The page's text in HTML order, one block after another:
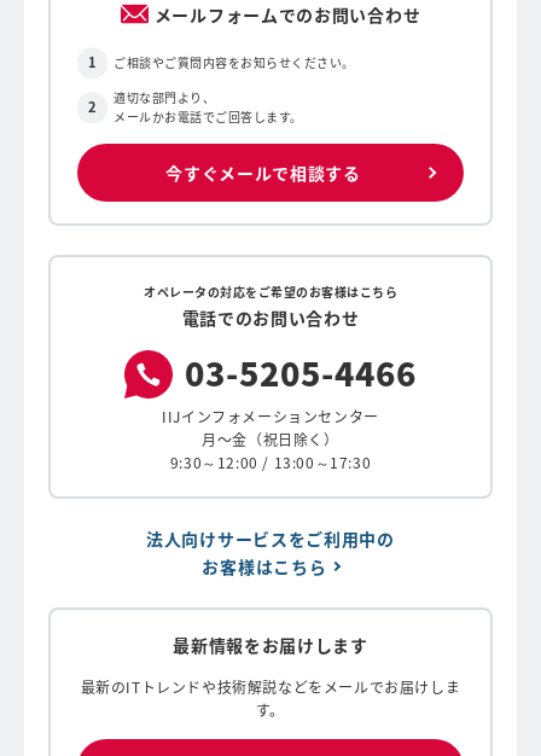
メールフォームでのお問い合わせ
ご相談やご質問内容をお知らせください。
適切な部門より、
メールかお電話でご回答します。
今すぐメールで相談する
オペレータの対応をご希望のお客様はこちら
電話でのお問い合わせ
03-5205-4466
IIJインフォメーションセンター
月〜金（祝日除く）
9:30～12:00 / 13:00～17:30
法人向けサービスをご利用中の
お客様はこちら
最新情報をお届けします
最新のITトレンドや技術解説などをメールでお届けしま
す。